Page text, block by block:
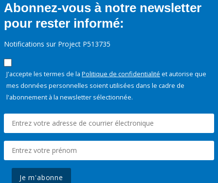
Abonnez-vous à notre newsletter
pour rester informé:
Notifications sur Project P513735
J'accepte les termes de la Politique de confidentialité et autorise que
mes données personnelles soient utilisées dans le cadre de
l'abonnement à la newsletter sélectionnée.
Je m'abonne